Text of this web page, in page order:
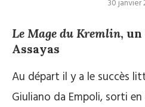
30 janvier
Le Mage du Kremlin,
Assayas
Au départ il y a le succès
Giuliano da Empoli, sorti